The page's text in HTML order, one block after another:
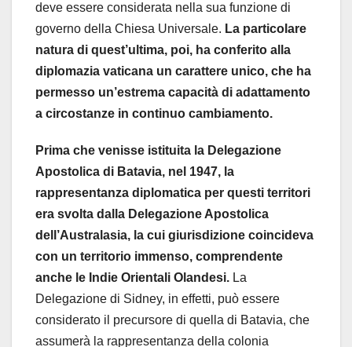
deve essere considerata nella sua funzione di
governo della Chiesa Universale. La particolare
natura di quest’ultima, poi, ha conferito alla
diplomazia vaticana un carattere unico, che ha
permesso un’estrema capacità di adattamento
a circostanze in continuo cambiamento.
Prima che venisse istituita la Delegazione
Apostolica di Batavia, nel 1947, la
rappresentanza diplomatica per questi territori
era svolta dalla Delegazione Apostolica
dell’Australasia, la cui giurisdizione coincideva
con un territorio immenso, comprendente
anche le Indie Orientali Olandesi. La
Delegazione di Sidney, in effetti, può essere
considerato il precursore di quella di Batavia, che
assumerà la rappresentanza della colonia